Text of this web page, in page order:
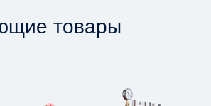
товары